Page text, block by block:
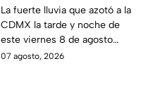
inundaciones en CDMX
HOY viernes 7 de
agosto
La fuerte lluvia que azotó a la
CDMX la tarde y noche de
este viernes 8 de agosto
provocó inundaciones y otras
07 agosto, 2026